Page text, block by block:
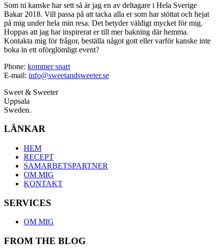
Som ni kanske har sett så är jag en av deltagare i Hela Sverige
Bakar 2018. Vill passa på att tacka alla er som har stöttat och hejat
på mig under hela min resa. Det betyder väldigt mycket för mig.
Hoppas att jag har inspirerat er till mer bakning där hemma.
Kontakta mig för frågor, beställa något gott eller varför kanske inte
boka in ett oförglömligt event?
Phone: kommer snart
E-mail: info@sweetandsweeter.se
Sweet & Sweeter
Uppsala
Sweden.
LÄNKAR
HEM
RECEPT
SAMARBETSPARTNER
OM MIG
KONTAKT
SERVICES
OM MIG
FROM THE BLOG